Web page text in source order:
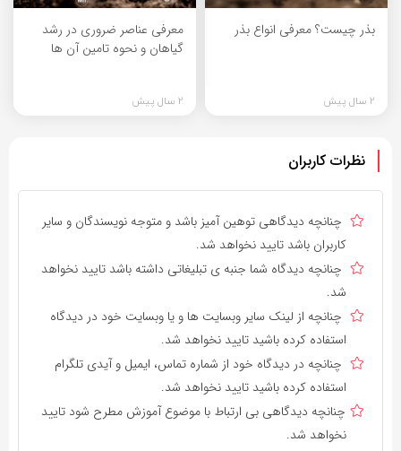
بذر چیست؟ معرفی انواع بذر
2 سال پیش
معرفی عناصر ضروری در رشد
گیاهان و نحوه تامین آن ها
2 سال پیش
نظرات کاربران
چنانچه دیدگاهی توهین آمیز باشد و متوجه نویسندگان و سایر
کاربران باشد تایید نخواهد شد.
چنانچه دیدگاه شما جنبه ی تبلیغاتی داشته باشد تایید نخواهد
شد.
چنانچه از لینک سایر وبسایت ها و یا وبسایت خود در دیدگاه
استفاده کرده باشید تایید نخواهد شد.
چنانچه در دیدگاه خود از شماره تماس، ایمیل و آیدی تلگرام
استفاده کرده باشید تایید نخواهد شد.
چنانچه دیدگاهی بی ارتباط با موضوع آموزش مطرح شود تایید
نخواهد شد.